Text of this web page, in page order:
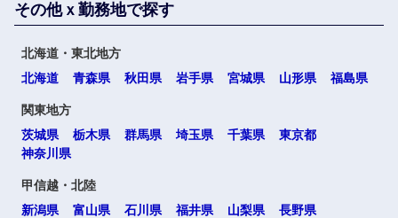
海外
その他ｘ勤務地で探す
北海道・東北地方
北海道
青森県 秋田県 岩手県 宮城県 山形県 福島県
関東地方
茨城県
栃木県 群馬県 埼玉県 千葉県
東京都
神奈川県
甲信越・北陸
新潟県
富山県 石川県 福井県 山梨県 長野県